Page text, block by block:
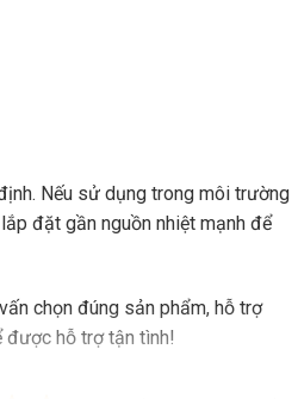
Nếu sử dụng trong môi trường
đặt gần nguồn nhiệt mạnh để
chọn đúng sản phẩm, hỗ trợ
được hỗ trợ tận tình!